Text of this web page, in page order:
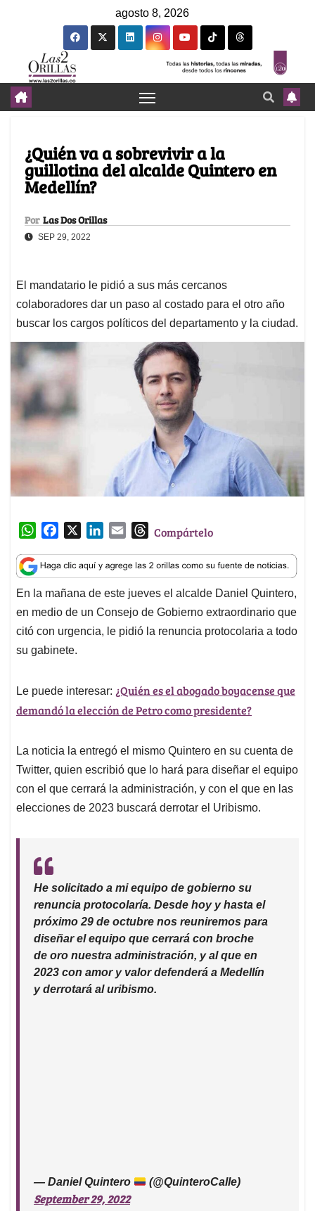
agosto 8, 2026
¿Quién va a sobrevivir a la
guillotina del alcalde Quintero en
Medellín?
Por Las Dos Orillas
SEP 29, 2022
El mandatario le pidió a sus más cercanos
colaboradores dar un paso al costado para el otro año
buscar los cargos políticos del departamento y la ciudad.
W
a
t
s
A
p
p
c
e
b
o
o
k
n
k
e
d
a
i
l
T
r
e
a
d
s
Compártelo
En la mañana de este jueves el alcalde Daniel Quintero,
en medio de un Consejo de Gobierno extraordinario que
citó con urgencia, le pidió la renuncia protocolaria a todo
su gabinete.
Le puede interesar: ¿Quién es el abogado boyacense que
demandó la elección de Petro como presidente?
La noticia la entregó el mismo Quintero en su cuenta de
Twitter, quien escribió que lo hará para diseñar el equipo
con el que cerrará la administración, y con el que en las
elecciones de 2023 buscará derrotar el Uribismo.
He solicitado a mi equipo de gobierno su
renuncia protocolaría. Desde hoy y hasta el
próximo 29 de octubre nos reuniremos para
diseñar el equipo que cerrará con broche
de oro nuestra administración, y al que en
2023 con amor y valor defenderá a Medellín
y derrotará al uribismo.
— Daniel Quintero (@QuinteroCalle)
September 29, 2022